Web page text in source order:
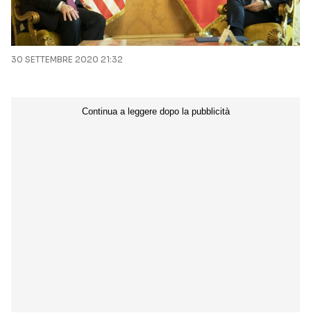
30 SETTEMBRE 2020 21:32